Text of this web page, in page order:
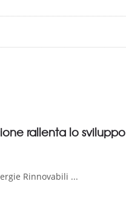
rallenta lo
Rinnovabili ...